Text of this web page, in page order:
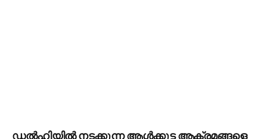
ഡൽഹിയിൽ നടക്കുന്ന ആൾക്കൂട്ട ആക്രമങ്ങളെ